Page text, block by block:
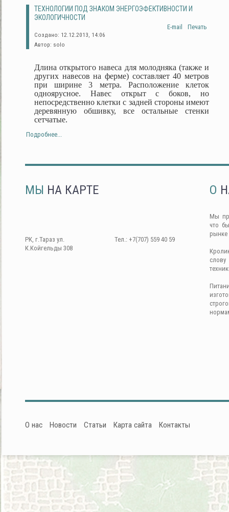
ТЕХНОЛОГИИ ПОД ЗНАКОМ ЭНЕРГОЭФЕКТИВНОСТИ И
ЭКОЛОГИЧНОСТИ
Печать
E-mail
Создано: 12.12.2013, 14:06
Автор: solo
Длина открытого навеса для молодняка (также и
других навесов на ферме) составляет 40 метров
при ширине 3 метра. Расположение клеток
одноярусное. Навес открыт с боков, но
непосредственно клетки с задней стороны имеют
деревянную обшивку, все остальные стенки
сетчатые.
Подробнее...
МЫ НА КАРТЕ
РК, г.Тараз ул.
К.Койгельды 308
Тел.: +7(707) 559 40 59
О
Мы
что
рынке
О нас Новости Статьи Карта сайта Контакты